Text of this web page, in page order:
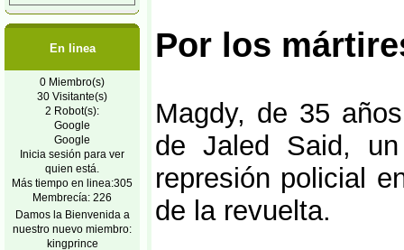
En linea
0 Miembro(s)
30 Visitante(s)
2 Robot(s):
Google
Google
Inicia sesión para ver
quien está.
Más tiempo en linea:305
Membrecía: 226
Damos la Bienvenida a
nuestro nuevo miembro:
kingprince
Por los
Magdy, de 35
de Jaled Said,
represión policial
de la revuelta.